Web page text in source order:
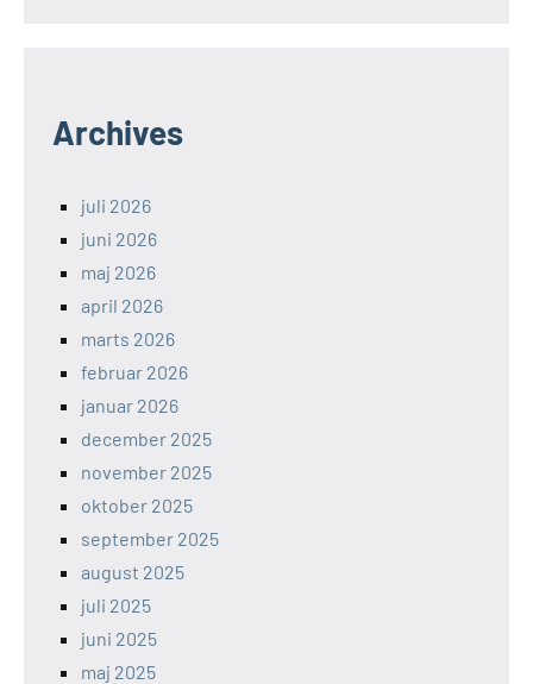
Archives
juli 2026
juni 2026
maj 2026
april 2026
marts 2026
februar 2026
januar 2026
december 2025
november 2025
oktober 2025
september 2025
august 2025
juli 2025
juni 2025
maj 2025